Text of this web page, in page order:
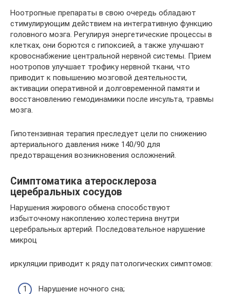
Ноотропные препараты в свою очередь обладают
стимулирующим действием на интегративную функцию
головного мозга. Регулируя энергетические процессы в
клетках, они борются с гипоксией, а также улучшают
кровоснабжение центральной нервной системы. Прием
ноотропов улучшает трофику нервной ткани, что
приводит к повышению мозговой деятельности,
активации оперативной и долговременной памяти и
восстановлению гемодинамики после инсульта, травмы
мозга.
Гипотензивная терапия преследует цели по снижению
артериального давления ниже 140/90 для
предотвращения возникновения осложнений.
Симптоматика атеросклероза
церебральных сосудов
Нарушения жирового обмена способствуют
избыточному накоплению холестерина внутри
церебральных артерий. Последовательное нарушение
микроц
иркуляции приводит к ряду патологических симптомов:
Нарушение ночного сна;